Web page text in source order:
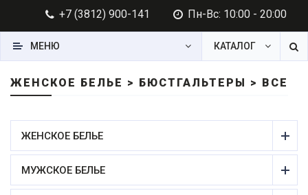
+7 (3812) 900-141 Пн-Вс: 10:00 - 20:00
КАТАЛОГ
МЕНЮ
ЖЕНСКОЕ БЕЛЬЕ > БЮСТГАЛЬТЕРЫ > ВСЕ
ЖЕНСКОЕ БЕЛЬЕ
МУЖСКОЕ БЕЛЬЕ